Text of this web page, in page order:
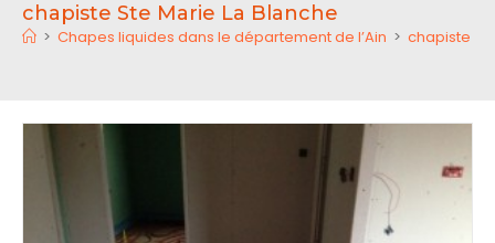
chapiste Ste Marie La Blanche
> Chapes liquides dans le département de l’Ain > chapiste